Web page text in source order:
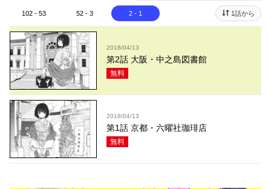
102 - 53 52 - 3 2 - 1 1話から
2018/04/13
第2話 大阪・中之島図書館
無料
2018/04/13
第1話 京都・六曜社珈琲店
無料